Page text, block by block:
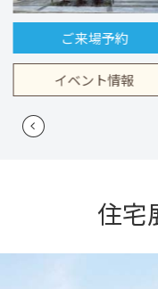
ご来場予約
イベント情報
住宅